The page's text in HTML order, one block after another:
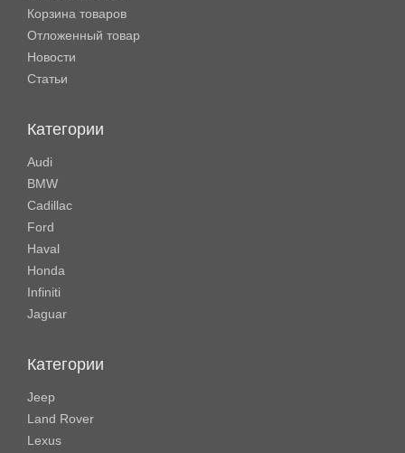
Корзина товаров
Отложенный товар
Новости
Статьи
Категории
Audi
BMW
Cadillac
Ford
Haval
Honda
Infiniti
Jaguar
Категории
Jeep
Land Rover
Lexus